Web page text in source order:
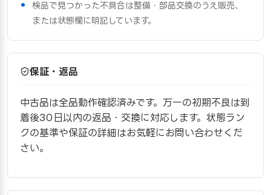
検品で見つかった不具合は整備・部品交換のうえ販売、
または状態欄に明記しています。
保証・返品
中古品は全品動作確認済みです。万一の初期不良は到
着後30日以内の返品・交換に対応します。状態ラン
クの基準や保証の詳細はお気軽にお問い合わせくだ
さい。